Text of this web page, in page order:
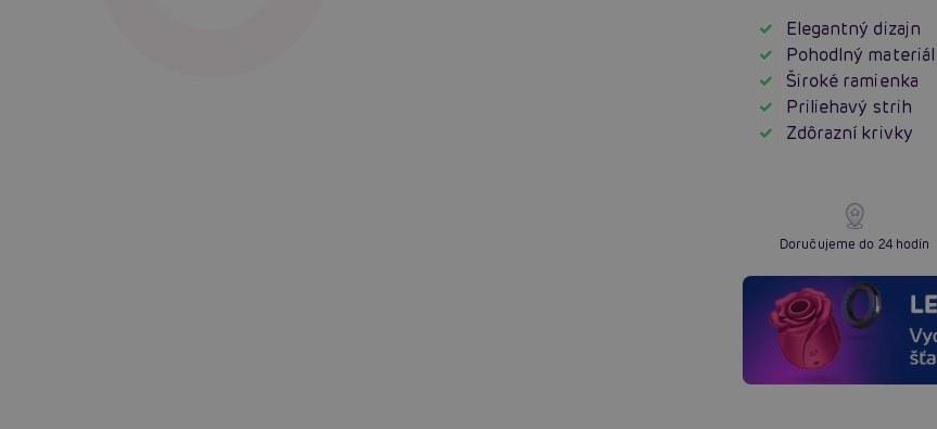
Elegantný dizajn
Pohodlný materiál
Široké ramienka
Priliehavý strih
Zdôrazní krivky
Doručujeme do 24 hodín